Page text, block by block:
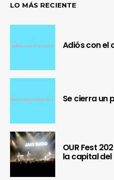
LO MÁS RECIENTE
Adiós con el
Se cierra un
OUR Fest
la capital